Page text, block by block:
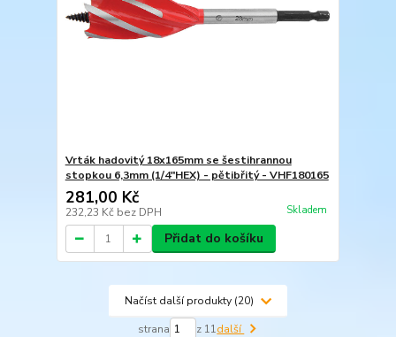
Vrták hadovitý 18x165mm se šestihrannou
stopkou 6,3mm (1/4"HEX) - pětibřitý - VHF180165
281,00 Kč
232,23 Kč bez DPH Skladem
Přidat do košíku
Načíst další produkty (20)
strana z 11další